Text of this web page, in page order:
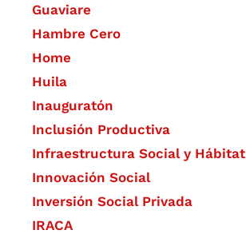
Guaviare
Hambre Cero
Home
Huila
Inauguratón
Inclusión Productiva
Infraestructura Social y Hábitat
​Innovación Social
Inversión Social Privada
IRACA